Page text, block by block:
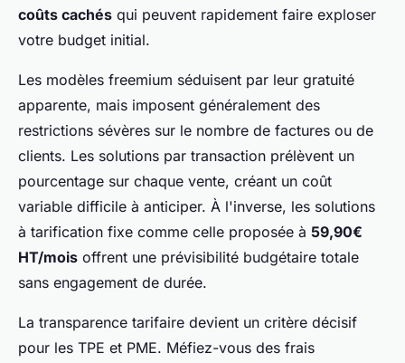
coûts cachés qui peuvent rapidement faire exploser
votre budget initial.
Les modèles freemium séduisent par leur gratuité
apparente, mais imposent généralement des
restrictions sévères sur le nombre de factures ou de
clients. Les solutions par transaction prélèvent un
pourcentage sur chaque vente, créant un coût
variable difficile à anticiper. À l'inverse, les solutions
à tarification fixe comme celle proposée à 59,90€
HT/mois offrent une prévisibilité budgétaire totale
sans engagement de durée.
La transparence tarifaire devient un critère décisif
pour les TPE et PME. Méfiez-vous des frais